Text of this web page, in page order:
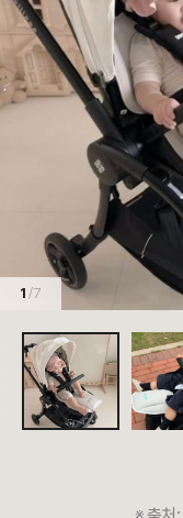
1 / 7